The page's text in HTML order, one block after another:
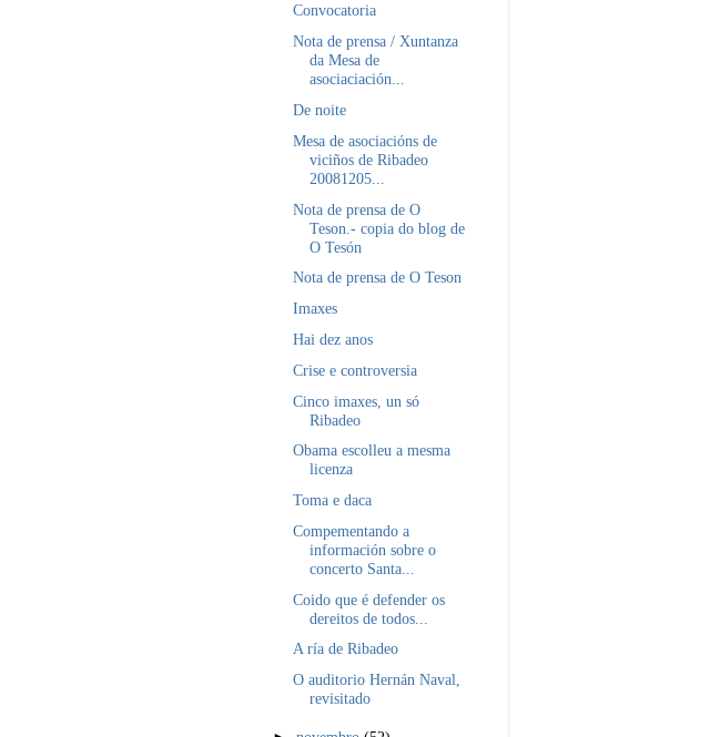
Convocatoria
Nota de prensa / Xuntanza
da Mesa de
asociaciación...
De noite
Mesa de asociacións de
viciños de Ribadeo
20081205...
Nota de prensa de O
Teson.- copia do blog de
O Tesón
Nota de prensa de O Teson
Imaxes
Hai dez anos
Crise e controversia
Cinco imaxes, un só
Ribadeo
Obama escolleu a mesma
licenza
Toma e daca
Compementando a
información sobre o
concerto Santa...
Coido que é defender os
dereitos de todos...
A ría de Ribadeo
O auditorio Hernán Naval,
revisitado